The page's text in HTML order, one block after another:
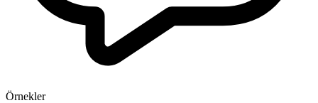
Örnekler